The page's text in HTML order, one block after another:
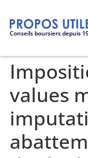
Conseils boursiers depuis
values